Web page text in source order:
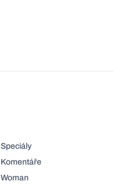
Speciály
Komentáře
Woman